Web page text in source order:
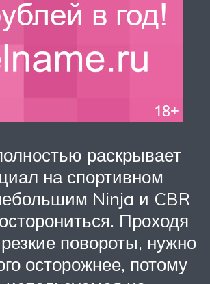
раскрывает
на спортивном
Ninja и CBR
Проходя
повороты, нужно
осторожнее, потому